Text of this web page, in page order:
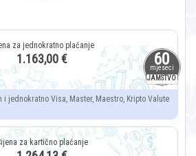
60
mjeseci
JAMSTVO
1.163,00 €
i jednokratno Visa, Master, Maestro, Kripto Valute